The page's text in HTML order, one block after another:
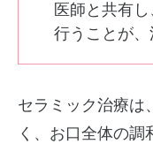
医師と共有
行うことが
セラミック治療は
く、お口全体の調